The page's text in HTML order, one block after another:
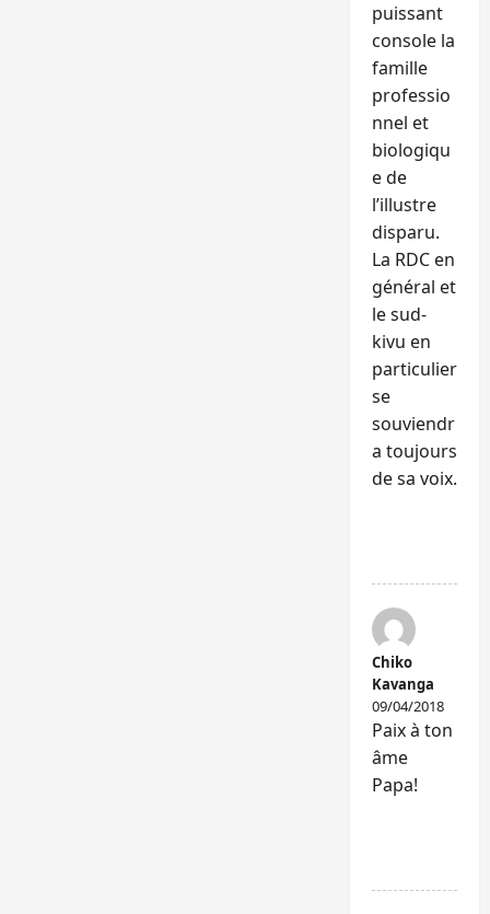
puissant
console la
famille
professio
nnel et
biologiqu
e de
l’illustre
disparu.
La RDC en
général et
le sud-
kivu en
particulier
se
souviendr
a toujours
de sa voix.
Chiko
Kavanga
09/04/2018
Paix à ton
âme
Papa!